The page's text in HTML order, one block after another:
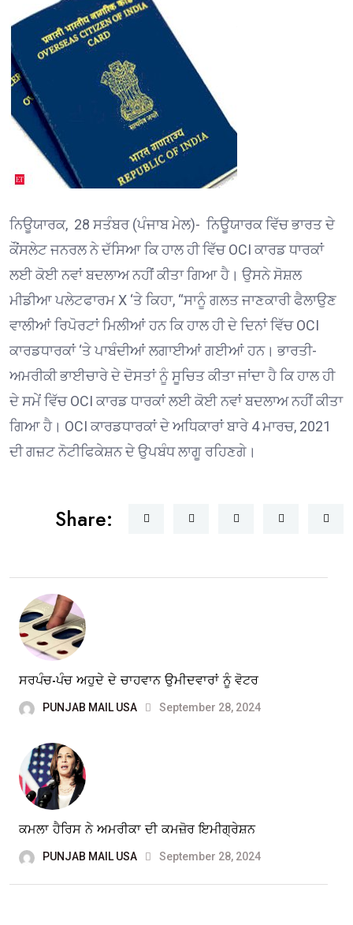
ਨਿਊਯਾਰਕ, 28 ਸਤੰਬਰ (ਪੰਜਾਬ ਮੇਲ)- ਨਿਊਯਾਰਕ ਵਿੱਚ ਭਾਰਤ ਦੇ
ਕੌਂਸਲੇਟ ਜਨਰਲ ਨੇ ਦੱਸਿਆ ਕਿ ਹਾਲ ਹੀ ਵਿੱਚ OCI ਕਾਰਡ ਧਾਰਕਾਂ
ਲਈ ਕੋਈ ਨਵਾਂ ਬਦਲਾਅ ਨਹੀਂ ਕੀਤਾ ਗਿਆ ਹੈ। ਉਸਨੇ ਸੋਸ਼ਲ
ਮੀਡੀਆ ਪਲੇਟਫਾਰਮ X ‘ਤੇ ਕਿਹਾ, “ਸਾਨੂੰ ਗਲਤ ਜਾਣਕਾਰੀ ਫੈਲਾਉਣ
ਵਾਲੀਆਂ ਰਿਪੋਰਟਾਂ ਮਿਲੀਆਂ ਹਨ ਕਿ ਹਾਲ ਹੀ ਦੇ ਦਿਨਾਂ ਵਿੱਚ OCI
ਕਾਰਡਧਾਰਕਾਂ ‘ਤੇ ਪਾਬੰਦੀਆਂ ਲਗਾਈਆਂ ਗਈਆਂ ਹਨ। ਭਾਰਤੀ-
ਅਮਰੀਕੀ ਭਾਈਚਾਰੇ ਦੇ ਦੋਸਤਾਂ ਨੂੰ ਸੂਚਿਤ ਕੀਤਾ ਜਾਂਦਾ ਹੈ ਕਿ ਹਾਲ ਹੀ
ਦੇ ਸਮੇਂ ਵਿੱਚ OCI ਕਾਰਡ ਧਾਰਕਾਂ ਲਈ ਕੋਈ ਨਵਾਂ ਬਦਲਾਅ ਨਹੀਂ ਕੀਤਾ
ਗਿਆ ਹੈ। OCI ਕਾਰਡਧਾਰਕਾਂ ਦੇ ਅਧਿਕਾਰਾਂ ਬਾਰੇ 4 ਮਾਰਚ, 2021
ਦੀ ਗਜ਼ਟ ਨੋਟੀਫਿਕੇਸ਼ਨ ਦੇ ਉਪਬੰਧ ਲਾਗੂ ਰਹਿਣਗੇ।
Share:
ਸਰਪੰਚ-ਪੰਚ ਅਹੁਦੇ ਦੇ ਚਾਹਵਾਨ ਉਮੀਦਵਾਰਾਂ ਨੂੰ ਵੋਟਰ
PUNJAB MAIL USA September 28, 2024
ਕਮਲਾ ਹੈਰਿਸ ਨੇ ਅਮਰੀਕਾ ਦੀ ਕਮਜ਼ੋਰ ਇਮੀਗ੍ਰੇਸ਼ਨ
PUNJAB MAIL USA September 28, 2024